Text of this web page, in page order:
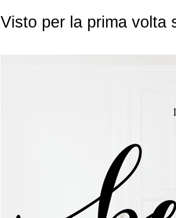
Visto per la prima volta